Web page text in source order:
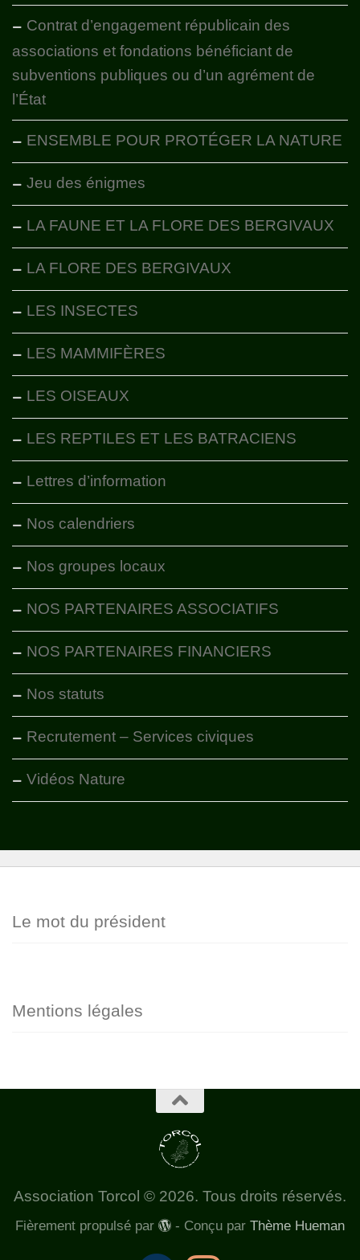
Contrat d’engagement républicain des
associations et fondations bénéficiant de
subventions publiques ou d’un agrément de
l’État
ENSEMBLE POUR PROTÉGER LA NATURE
Jeu des énigmes
LA FAUNE ET LA FLORE DES BERGIVAUX
LA FLORE DES BERGIVAUX
LES INSECTES
LES MAMMIFÈRES
LES OISEAUX
LES REPTILES ET LES BATRACIENS
Lettres d’information
Nos calendriers
Nos groupes locaux
NOS PARTENAIRES ASSOCIATIFS
NOS PARTENAIRES FINANCIERS
Nos statuts
Recrutement – Services civiques
Vidéos Nature
Le mot du président
Mentions légales
Association Torcol © 2026. Tous droits réservés.
Fièrement propulsé par - Conçu parThème Hueman